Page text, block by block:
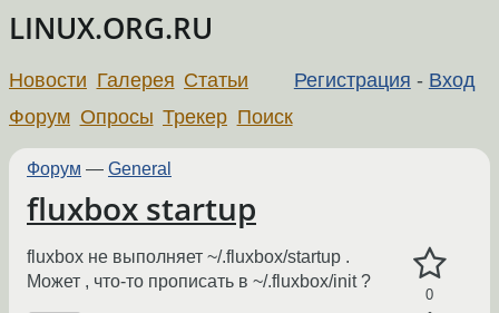
LINUX.ORG.RU
Регистрация - Вход
Новости Галерея Статьи
Форум Опросы Трекер Поиск
Форум — General
fluxbox startup
0
fluxbox не выполняет ~/.fluxbox/startup .
Может , что-то прописать в ~/.fluxbox/init ?